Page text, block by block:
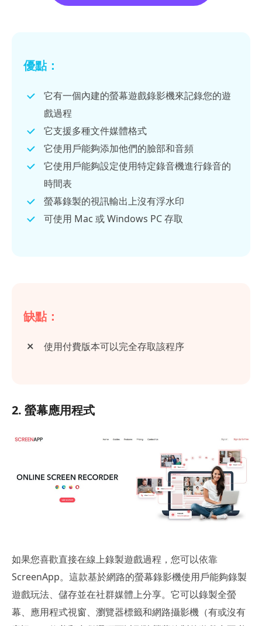
優點：
它有一個內建的螢幕遊戲錄影機來記錄您的遊
戲過程
它支援多種文件媒體格式
它使用戶能夠添加他們的臉部和音頻
它使用戶能夠設定使用特定錄音機進行錄音的
時間表
螢幕錄製的視訊輸出上沒有浮水印
可使用 Mac 或 Windows PC 存取
缺點：
使用付費版本可以完全存取該程序
2. 螢幕應用程式
如果您喜歡直接在線上錄製遊戲過程，您可以依靠
ScreenApp。這款基於網路的螢幕錄影機使用戶能夠錄製
遊戲玩法、儲存並在社群媒體上分享。它可以錄製全螢
幕、應用程式視窗、瀏覽器標籤和網路攝影機（有或沒有